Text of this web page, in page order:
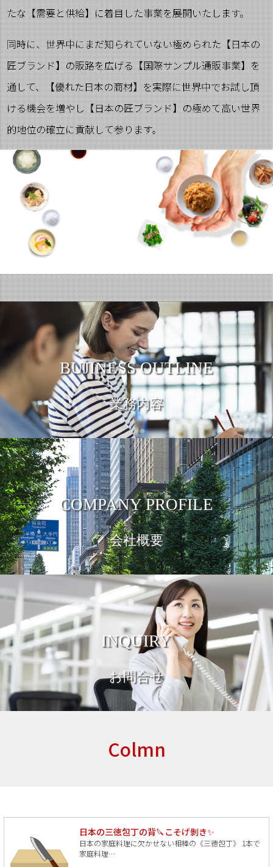
たな【需要と供給】に着目した事業を展開いたします。
同時に、世界中にまだ知られていない極められた【日本の
匠ブランド】の販路を広げる【国際サンプル通販事業】を
通して、【優れた日本の商材】を実際に世界中でお試し頂
ける機会を増やし【日本の匠ブランド】の極めて高い世界
的地位の確立に貢献して参ります。
BUJINESS OUTLINE
業務内容
COMPANY PROFILE
会社概要
INQUIRY
お問合せ
Colmn
日本の三徳包丁の背🔪こそげ剝き✨
日本の家庭料理に欠かせない相棒の《三徳包丁》 1本で
家庭料理…